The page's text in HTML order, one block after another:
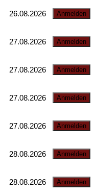
26.08.2026
27.08.2026
27.08.2026
27.08.2026
27.08.2026
28.08.2026
28.08.2026